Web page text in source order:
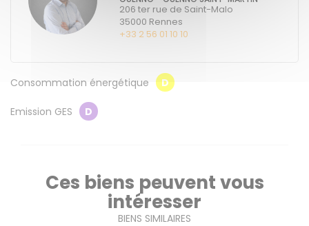
206 ter rue de Saint-Malo
35000 Rennes
+33 2 56 01 10 10
Consommation énergétique D
Emission GES D
Ces biens peuvent vous
intéresser
BIENS SIMILAIRES